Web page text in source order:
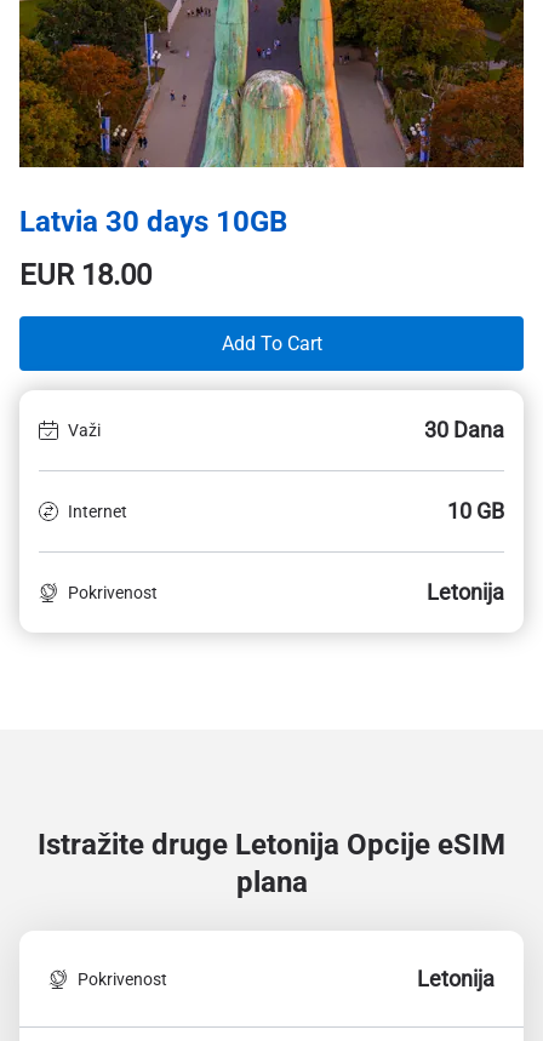
Latvia 30 days 10GB
EUR18.00
Add To Cart
Važi 30 Dana
Internet 10 GB
Pokrivenost Letonija
Istražite druge Letonija Opcije eSIM
plana
Pokrivenost Letonija